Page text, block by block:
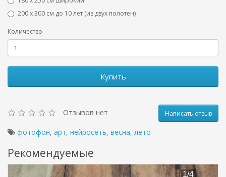
200 х 300 см до 10 лет (из двух полотен)
Количество
Купить
Отзывов нет Написать отзыв
фотофон, арт, нейросеть, весна, лето
Рекомендуемые